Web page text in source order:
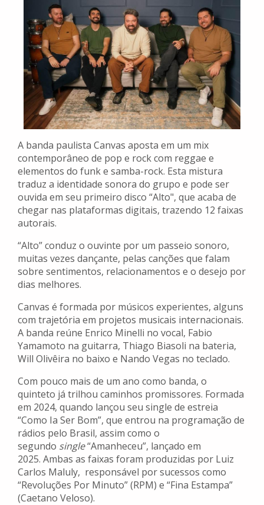
A banda paulista Canvas aposta em um mix
contemporâneo de pop e rock com reggae e
elementos do funk e samba-rock. Esta mistura
traduz a identidade sonora do grupo e pode ser
ouvida em seu primeiro disco “Alto", que acaba de
chegar nas plataformas digitais, trazendo 12 faixas
autorais.
“Alto” conduz o ouvinte por um passeio sonoro,
muitas vezes dançante, pelas canções que falam
sobre sentimentos, relacionamentos e o desejo por
dias melhores.
Canvas é formada por músicos experientes, alguns
com trajetória em projetos musicais internacionais.
A banda reúne Enrico Minelli no vocal, Fabio
Yamamoto na guitarra, Thiago Biasoli na bateria,
Will Olivêira no baixo e Nando Vegas no teclado.
Com pouco mais de um ano como banda, o
quinteto já trilhou caminhos promissores. Formada
em 2024, quando lançou seu single de estreia
“Como Ia Ser Bom”, que entrou na programação de
rádios pelo Brasil, assim como o
segundo single“Amanheceu”, lançado em
2025. Ambas as faixas foram produzidas por Luiz
Carlos Maluly, responsável por sucessos como
“Revoluções Por Minuto” (RPM) e “Fina Estampa”
(Caetano Veloso).